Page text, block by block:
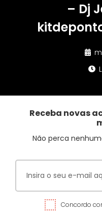
– Dj
Receba novas
Não perca
Concordo